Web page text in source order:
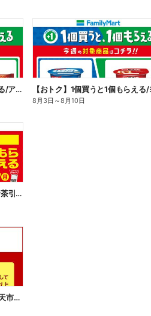
【おトク】1個買うと1個もらえる/アイス
8月3日 ～8月10日
【無料引換券!】焼き麺買うとお茶引換券貰える!
楽天ポイントカード提示で、楽天市場でのお買い物がおトクに!